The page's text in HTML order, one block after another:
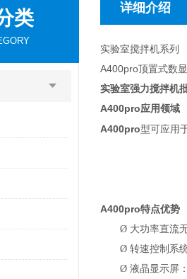
类 详细介绍
实验室搅拌机系列
A400pro顶置式数
实验室强力搅拌机
A400pro应用领域
A400pro型可应用
A400pro特点优势
Ø 大功率直流
Ø 转速控制系
Ø 液晶显示屏